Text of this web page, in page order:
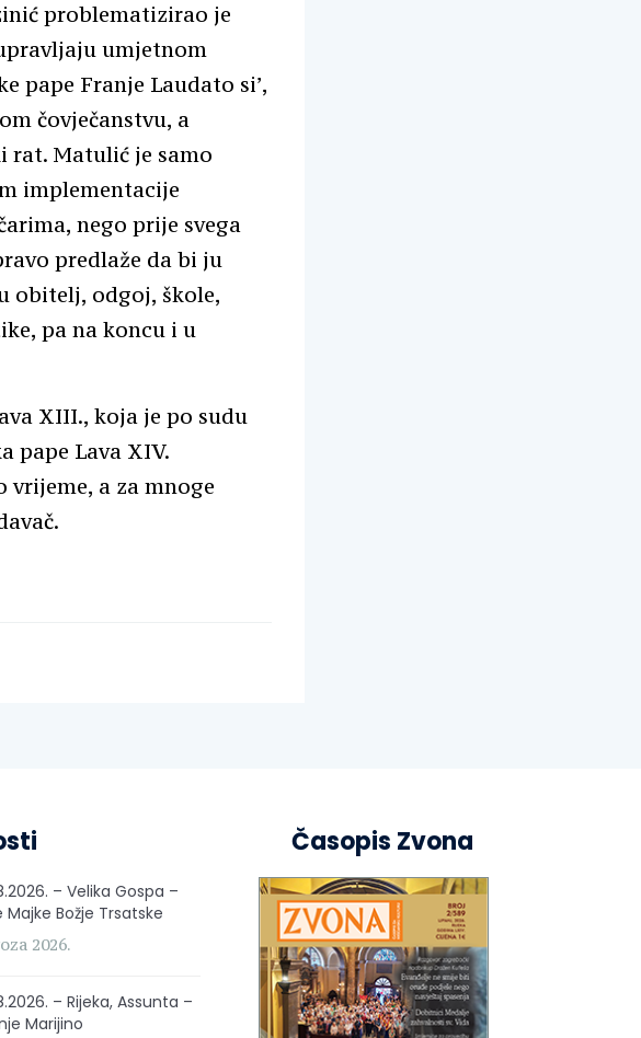
problematizirao je
umjetnom
pape Franje Laudato si’,
čovječanstvu, a
rat. Matulić je samo
implementacije
nego prije svega
predlaže da bi ju
obitelj, odgoj, škole,
pa na koncu i u
XIII., koja je po sudu
pape Lava XIV.
vrijeme, a za mnoge
– Velika Gospa –
Božje Trsatske
2026.
– Rijeka, Assunta –
Marijino
Časopis Zvona